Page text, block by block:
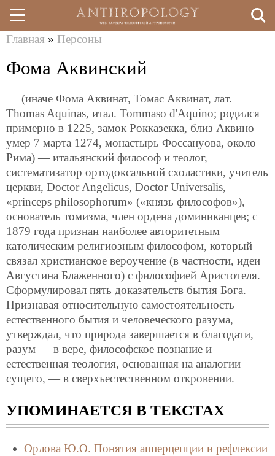
Перейти
к
содержанию
здесь
Главная » Персоны
Фома Аквинский
(иначе Фома Аквинат, Томас Аквинат, лат.
Thomas Aquinas, итал. Tommaso d'Aquino; родился
примерно в 1225, замок Рокказекка, близ Аквино —
умер 7 марта 1274, монастырь Фоссануова, около
Рима) — итальянский философ и теолог,
систематизатор ортодоксальной схоластики, учитель
церкви, Doctor Angelicus, Doctor Universalis,
«princeps philosophorum» («князь философов»),
основатель томизма, член ордена доминиканцев; с
1879 года признан наиболее авторитетным
католическим религиозным философом, который
связал христианское вероучение (в частности, идеи
Августина Блаженного) с философией Аристотеля.
Сформулировал пять доказательств бытия Бога.
Признавая относительную самостоятельность
естественного бытия и человеческого разума,
утверждал, что природа завершается в благодати,
разум — в вере, философское познание и
естественная теология, основанная на аналогии
сущего, — в сверхъестественном откровении.
УПОМИНАЕТСЯ В ТЕКСТАХ
Орлова Ю.О. Понятия апперцепции и рефлексии